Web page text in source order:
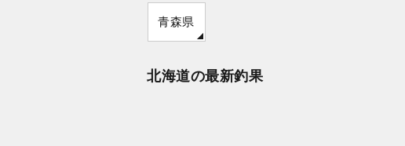
青森県
北海道の最新釣果